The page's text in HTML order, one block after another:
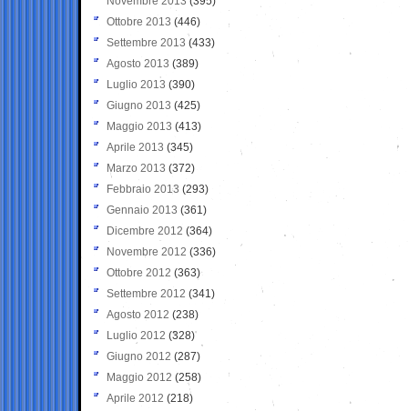
Ottobre 2013 (446)
Settembre 2013 (433)
Agosto 2013 (389)
Luglio 2013 (390)
Giugno 2013 (425)
Maggio 2013 (413)
Aprile 2013 (345)
Marzo 2013 (372)
Febbraio 2013 (293)
Gennaio 2013 (361)
Dicembre 2012 (364)
Novembre 2012 (336)
Ottobre 2012 (363)
Settembre 2012 (341)
Agosto 2012 (238)
Luglio 2012 (328)
Giugno 2012 (287)
Maggio 2012 (258)
Aprile 2012 (218)